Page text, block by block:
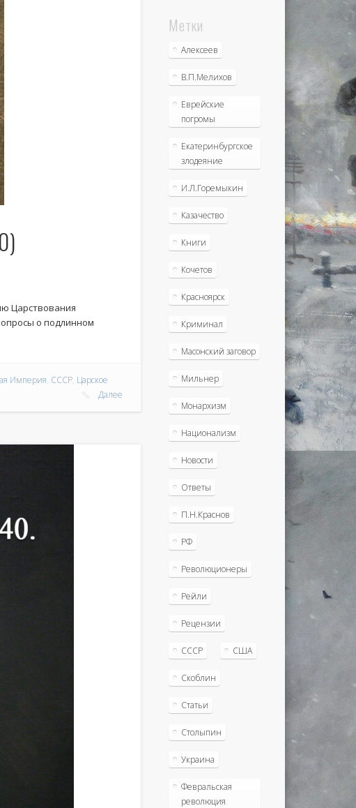
Царствования
о подлинном
Империя, СССР, Царское
Далее
Метки
Алексеев
В.П.Мелихов
Еврейские
погромы
Екатеринбургское
злодеяние
И.Л.Горемыкин
Казачество
Книги
Кочетов
Красноярск
Криминал
Масонский заговор
Мильнер
Монархизм
Национализм
Новости
Ответы
П.Н.Краснов
РФ
Революционеры
Рейли
Рецензии
СССР США
Скоблин
Статьи
Столыпин
Украина
Февральская
революция